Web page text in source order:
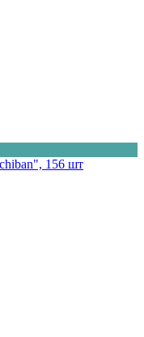
156 шт